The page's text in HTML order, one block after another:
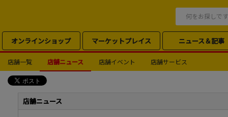
オンラインショップ マーケットプレイス ニュース＆記事
店舗一覧 店舗ニュース 店舗イベント 店舗サービス
店舗ニュース